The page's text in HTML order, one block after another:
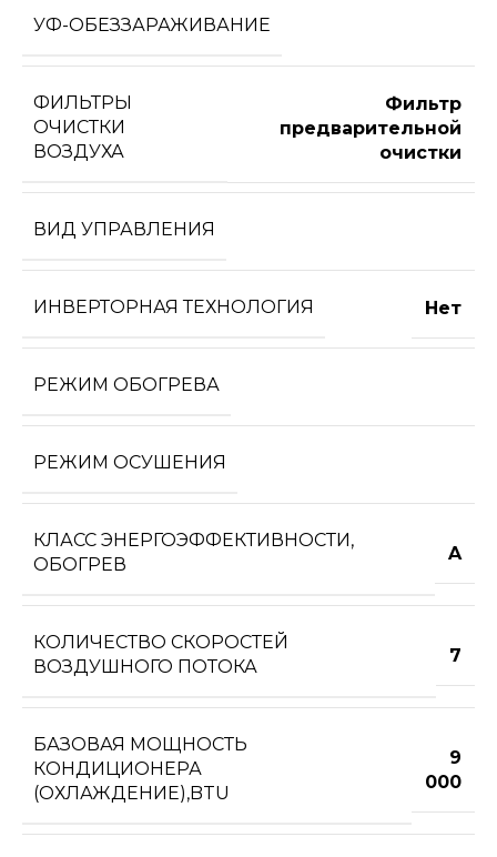
УФ-ОБЕЗЗАРАЖИВАНИЕ
ФИЛЬТРЫ
ОЧИСТКИ
ВОЗДУХА
Фильтр
предварительной
очистки
ВИД УПРАВЛЕНИЯ
ИНВЕРТОРНАЯ ТЕХНОЛОГИЯ Нет
РЕЖИМ ОБОГРЕВА
РЕЖИМ ОСУШЕНИЯ
КЛАСС ЭНЕРГОЭФФЕКТИВНОСТИ,
ОБОГРЕВ
A
КОЛИЧЕСТВО СКОРОСТЕЙ
ВОЗДУШНОГО ПОТОКА
7
БАЗОВАЯ МОЩНОСТЬ
КОНДИЦИОНЕРА
(ОХЛАЖДЕНИЕ),BTU
9
000